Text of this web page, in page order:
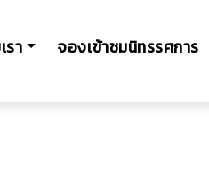
รา จองเข้าชมนิทรรศการ